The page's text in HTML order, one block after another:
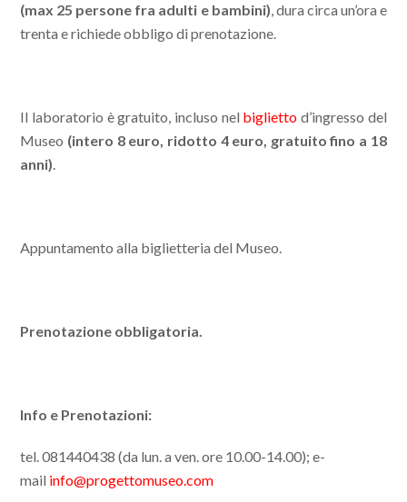
(max 25 persone fra adulti e bambini), dura circa un’ora e
trenta e richiede obbligo di prenotazione.
Il laboratorio è gratuito, incluso nel biglietto d’ingresso del
Museo (intero 8 euro, ridotto 4 euro, gratuito fino a 18
anni).
Appuntamento alla biglietteria del Museo.
Prenotazione obbligatoria.
Info e Prenotazioni:
tel. 081440438 (da lun. a ven. ore 10.00-14.00); e-
mail info@progettomuseo.com